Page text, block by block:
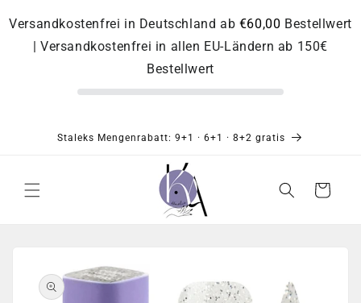
Versandkostenfrei in Deutschland ab €60,00 Bestellwert
| Versandkostenfrei in allen EU-Ländern ab 150€
Bestellwert
zum
Inhalt
Staleks Mengenrabatt: 9+1 · 6+1 · 8+2 gratis
Warenkorb